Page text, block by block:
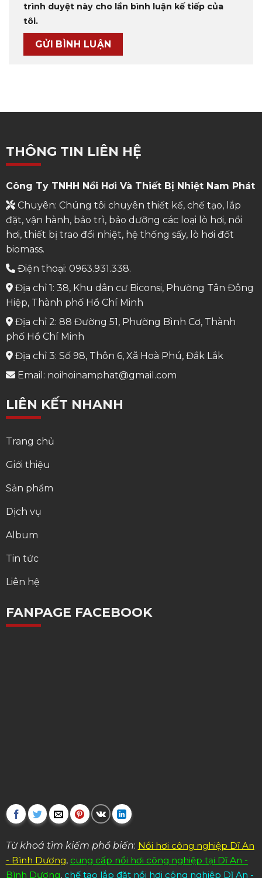
trình duyệt này cho lần bình luận kế tiếp của
tôi.
THÔNG TIN LIÊN HỆ
Công Ty TNHH Nồi Hơi Và Thiết Bị Nhiệt Nam Phát
Chuyên: Chúng tôi chuyên thiết kế, chế tạo, lắp
đặt, vận hành, bảo trì, bảo dưỡng các loại lò hơi, nồi
hơi, thiết bị trao đổi nhiệt, hệ thống sấy, lò hơi đốt
biomass.
Điện thoại: 0963.931.338.
Địa chỉ 1: 38, Khu dân cư Biconsi, Phường Tân Đông
Hiệp, Thành phố Hồ Chí Minh
Địa chỉ 2: 88 Đường 51, Phường Bình Cơ, Thành
phố Hồ Chí Minh
Địa chỉ 3: Số 98, Thôn 6, Xã Hoà Phú, Đắk Lắk
Email: noihoinamphat@gmail.com
LIÊN KẾT NHANH
Trang chủ
Giới thiệu
Sản phẩm
Dịch vụ
Album
Tin tức
Liên hệ
FANPAGE FACEBOOK
Từ khoá tìm kiếm phổ biến: Nồi hơi công nghiệp Dĩ An
- Bình Dương, cung cấp nồi hơi công nghiệp tại Dĩ An -
Bình Dương, chế tạo lắp đặt nồi hơi công nghiệp Dĩ An -